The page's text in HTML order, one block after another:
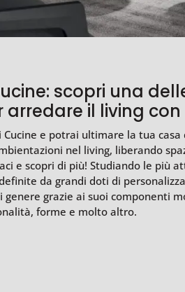
scopri una
arredare il living con
e potrai ultimare la tua
nel living, liberando
e scopri di più! Studiando le più
da grandi doti di
grazie ai suoi componenti
forme e molto altro.